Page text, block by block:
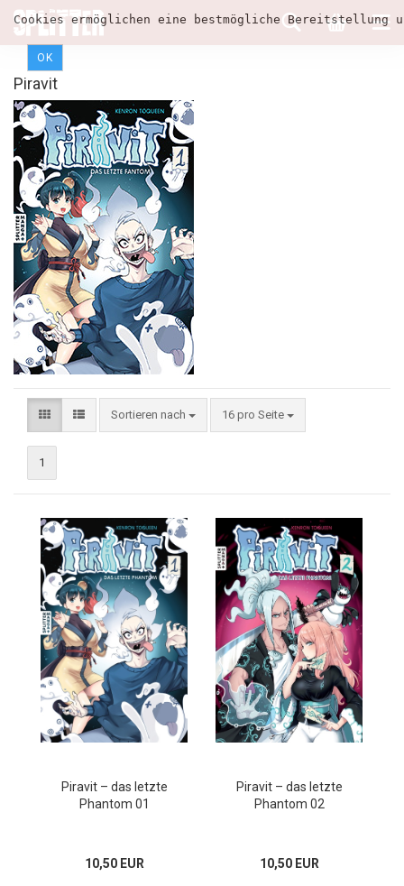
Cookies ermöglichen eine bestmögliche
OK
Piravit
Sortieren nach 16 pro Seite
1
Piravit – das letzte
Phantom 01
10,50 EUR
Piravit – das letzte
Phantom 02
10,50 EUR